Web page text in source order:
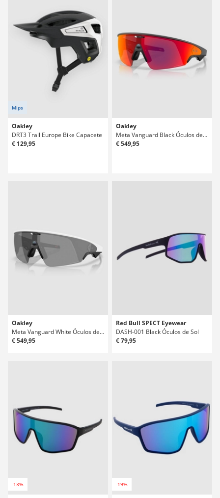
Mips
Oakley
DRT3 Trail Europe Bike Capacete
€ 129,95
Oakley
Meta Vanguard Black Óculos de Sol
€ 549,95
Oakley
Meta Vanguard White Óculos de Sol
€ 549,95
Red Bull SPECT Eyewear
DASH-001 Black Óculos de Sol
€ 79,95
-13% -19%